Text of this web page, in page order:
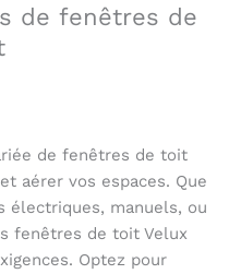
de fenêtres de
de fenêtres de toit
aérer vos espaces. Que
électriques, manuels, ou
fenêtres de toit Velux
Optez pour